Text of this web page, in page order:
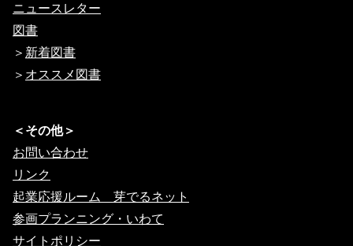
ニュースレター
図書
＞ 新着図書
＞ オススメ図書
＜その他＞
お問い合わせ
リンク
起業応援ルーム 芽でるネット
参画プランニング・いわて
サイトポリシー